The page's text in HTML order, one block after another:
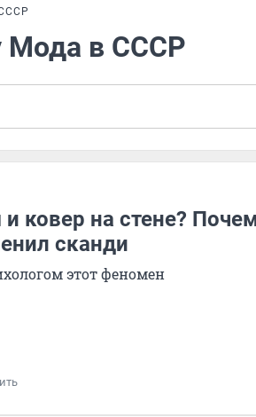
Мода в СССР
ковер на стене?
сканди
этот феномен